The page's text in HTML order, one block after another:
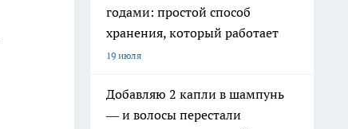
годами: простой способ
хранения, который работает
19 июля
Добавляю 2 капли в шампунь
— и волосы перестали